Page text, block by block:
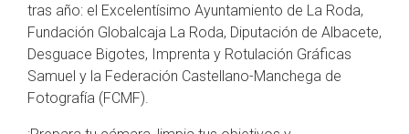
tras año: el Excelentísimo Ayuntamiento de La Roda,
Fundación Globalcaja La Roda, Diputación de Albacete,
Desguace Bigotes, Imprenta y Rotulación Gráficas
Samuel y la Federación Castellano-Manchega de
Fotografía (FCMF).